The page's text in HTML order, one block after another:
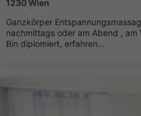
1230 Wien
Ganzkörper
nachmittags oder am Abend , am
Bin diplomiert, erfahren...